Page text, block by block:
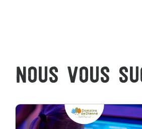
NOUS VOUS